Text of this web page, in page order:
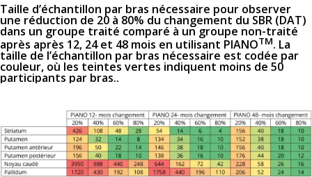
Taille d’échantillon par bras nécessaire pour observer
une réduction de 20 à 80% du changement du SBR (DAT)
dans un groupe traité comparé à un groupe non-traité
après après 12, 24 et 48 mois en utilisant PIANOTM. La
taille de l’échantillon par bras nécessaire est codée par
couleur, où les teintes vertes indiquent moins de 50
participants par bras..